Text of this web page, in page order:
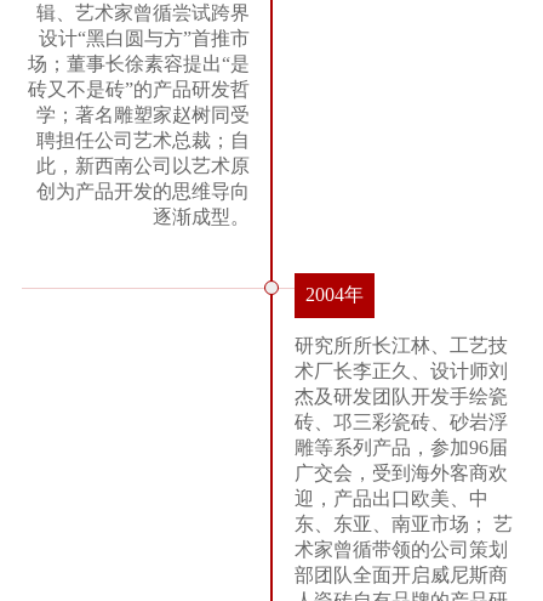
辑、艺术家曾循尝试跨界
设计“黑白圆与方”首推市
场；董事长徐素容提出“是
砖又不是砖”的产品研发哲
学；著名雕塑家赵树同受
聘担任公司艺术总裁；自
此，新西南公司以艺术原
创为产品开发的思维导向
逐渐成型。
2004年
研究所所长江林、工艺技
术厂长李正久、设计师刘
杰及研发团队开发手绘瓷
砖、邛三彩瓷砖、砂岩浮
雕等系列产品，参加96届
广交会，受到海外客商欢
迎，产品出口欧美、中
东、东亚、南亚市场； 艺
术家曾循带领的公司策划
部团队全面开启威尼斯商